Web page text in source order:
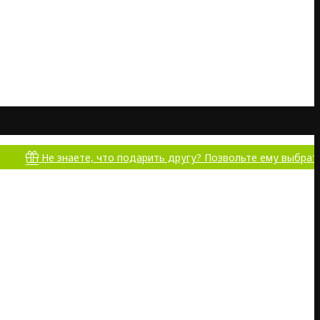
знаете, что подарить другу? Позвольте ему выбрать